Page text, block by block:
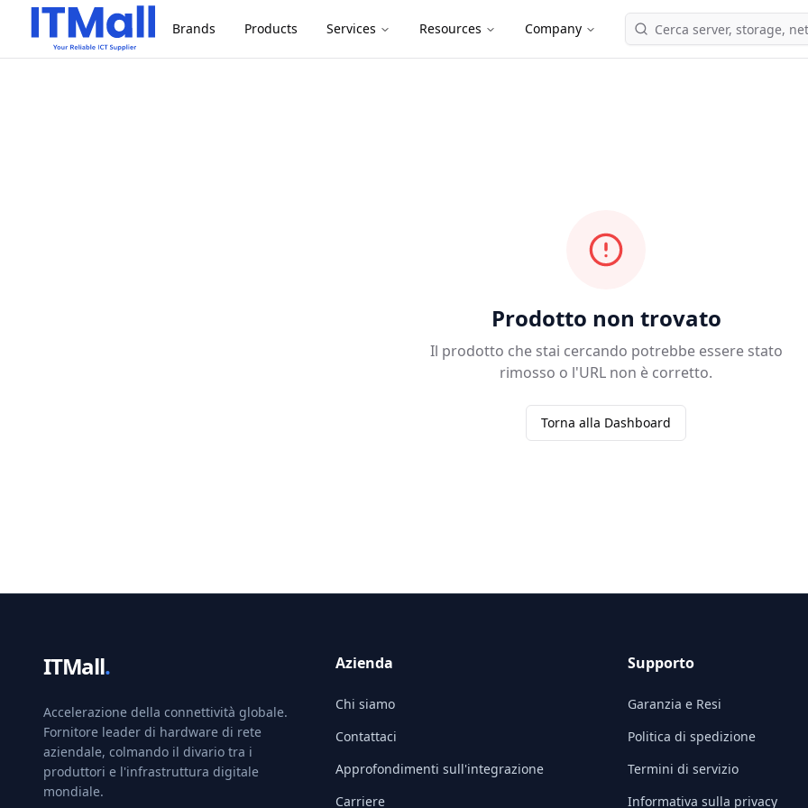
Brands Products Services Resources Company
Prodotto non trovato
Il prodotto che stai cercando potrebbe essere stato
rimosso o l'URL non è corretto.
Torna alla Dashboard
ITMall.
Accelerazione della connettività globale.
Fornitore leader di hardware di rete
aziendale, colmando il divario tra i
produttori e l'infrastruttura digitale
mondiale.
Azienda
Chi siamo
Contattaci
Approfondimenti sull'integrazione
Carriere
Supporto
Garanzia e Resi
Politica di spedizione
Termini di servizio
Informativa sulla privacy